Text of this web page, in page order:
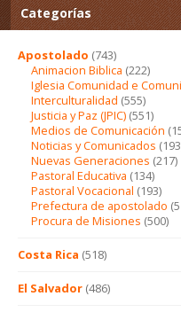
Categorías
Apostolado (743)
Animacion Biblica (222)
Iglesia Comunidad e
Interculturalidad (555)
Justicia y Paz (JPIC) (551)
Medios de Comunicación
Noticias y Comunicados
Nuevas Generaciones (217)
Pastoral Educativa (134)
Pastoral Vocacional (193)
Prefectura de apostolado
Procura de Misiones (500)
Costa Rica (518)
El Salvador (486)